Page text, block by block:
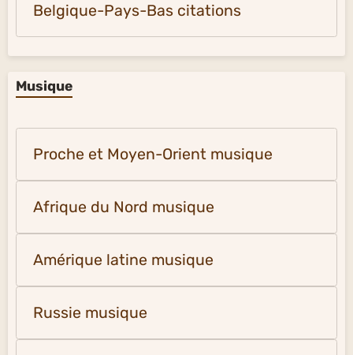
Belgique-Pays-Bas citations
Musique
Proche et Moyen-Orient musique
Afrique du Nord musique
Amérique latine musique
Russie musique